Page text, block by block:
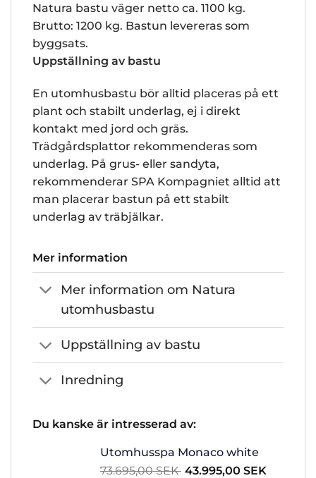
Natura bastu väger netto ca. 1100 kg.
Brutto: 1200 kg. Bastun levereras som
byggsats.
Uppställning av bastu
En utomhusbastu bör alltid placeras på ett
plant och stabilt underlag, ej i direkt
kontakt med jord och gräs.
Trädgårdsplattor rekommenderas som
underlag. På grus- eller sandyta,
rekommenderar SPA Kompagniet alltid att
man placerar bastun på ett stabilt
underlag av träbjälkar.
Mer information
Mer information om Natura
utomhusbastu
Uppställning av bastu
Inredning
Du kanske är intresserad av:
Utomhusspa Monaco white
73.695,00SEK Det
43.995,00 SEKDet